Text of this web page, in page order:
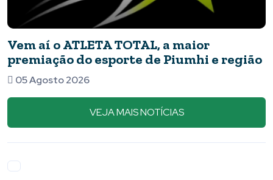
a maior
Piumhi e região
Pimentense de 17
para seletiva do
VEJA MAIS NOTÍCIAS